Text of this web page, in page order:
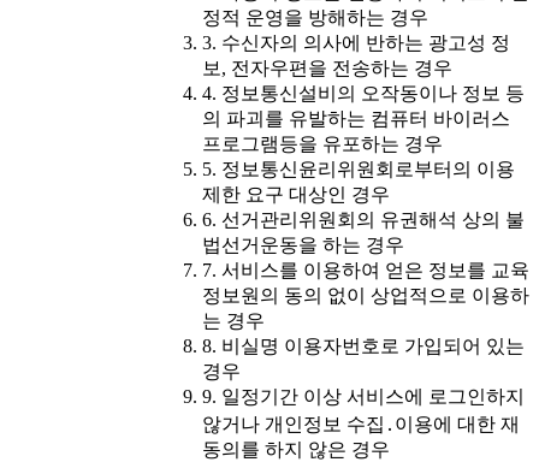
정적 운영을 방해하는 경우
3. 수신자의 의사에 반하는 광고성 정
보, 전자우편을 전송하는 경우
4. 정보통신설비의 오작동이나 정보 등
의 파괴를 유발하는 컴퓨터 바이러스
프로그램등을 유포하는 경우
5. 정보통신윤리위원회로부터의 이용
제한 요구 대상인 경우
6. 선거관리위원회의 유권해석 상의 불
법선거운동을 하는 경우
7. 서비스를 이용하여 얻은 정보를 교육
정보원의 동의 없이 상업적으로 이용하
는 경우
8. 비실명 이용자번호로 가입되어 있는
경우
9. 일정기간 이상 서비스에 로그인하지
않거나 개인정보 수집․이용에 대한 재
동의를 하지 않은 경우